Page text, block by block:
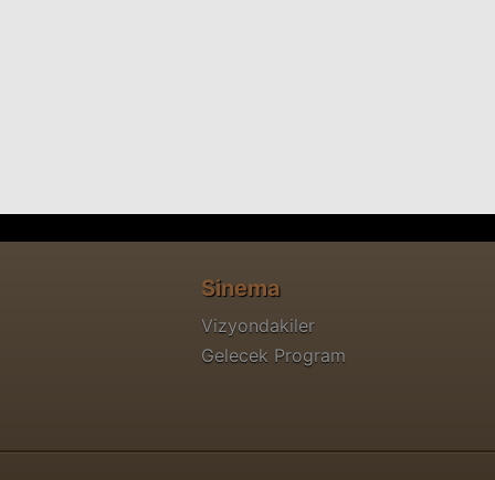
Sinema
Vizyondakiler
Gelecek Program